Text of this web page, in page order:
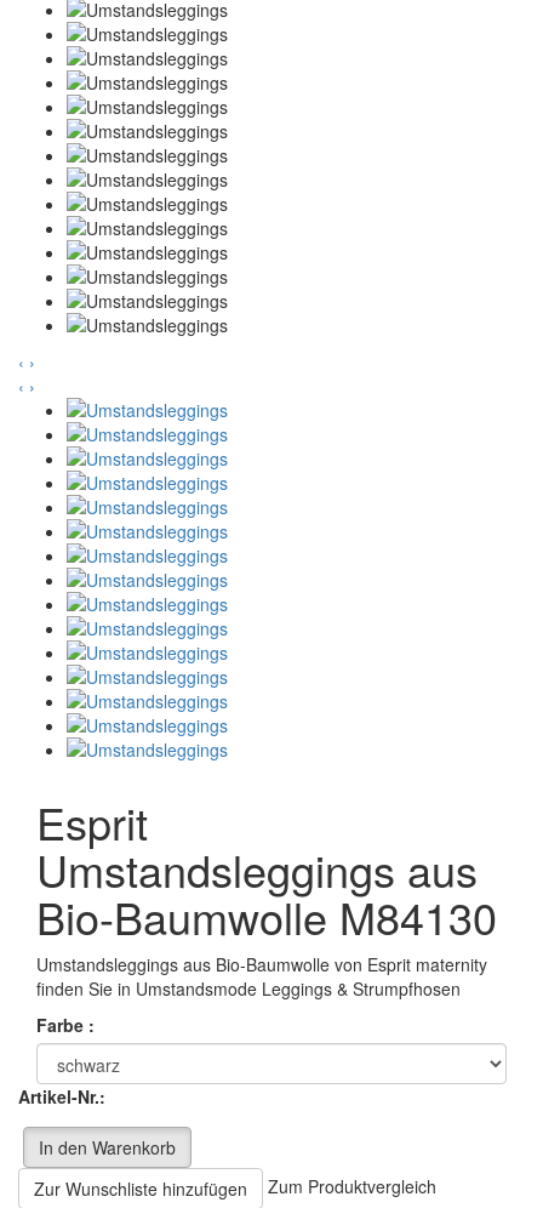
‹ ›
‹ ›
Esprit
Umstandsleggings aus
Bio-Baumwolle M84130
Umstandsleggings aus Bio-Baumwolle von Esprit maternity
finden Sie in Umstandsmode Leggings & Strumpfhosen
Farbe :
Artikel-Nr.:
In den Warenkorb
Zur Wunschliste hinzufügen
Zum Produktvergleich